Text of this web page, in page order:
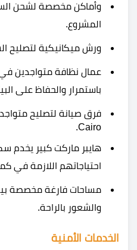
وأماكن مخصصة لشحن
المشروع.
ورش ميكانيكية لتصليح
عمال نظافة متواجدين
باستمرار والحفاظ على
Cairo.
هايبر ماركت كبير يخدم
احتياجاتهم اللازمة في
مساحات فارغة مخصصة
والشعور بالراحة.
الخدمات الأمنية